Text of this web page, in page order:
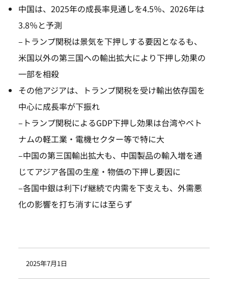
中国は、2025年の成長率見通しを4.5％、2026年は
3.8％と予測
– トランプ関税は景気を下押しする要因となるも、
米国以外の第三国への輸出拡大により下押し効果の
一部を相殺
その他アジアは、トランプ関税を受け輸出依存国を
中心に成長率が下振れ
– トランプ関税によるGDP下押し効果は台湾やベト
ナムの軽工業・電機セクター等で特に大
–中国の第三国輸出拡大も、中国製品の輸入増を通
じてアジア各国の生産・物価の下押し要因に
–各国中銀は利下げ継続で内需を下支えも、外需悪
化の影響を打ち消すには至らず
2025年7月1日